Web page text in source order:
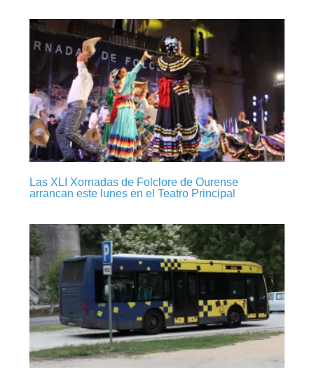
Las XLI Xornadas de Folclore de Ourense
arrancan este lunes en el Teatro Principal